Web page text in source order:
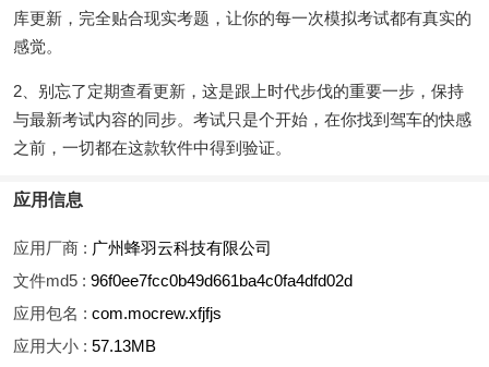
库更新，完全贴合现实考题，让你的每一次模拟考试都有真实的
感觉。
2、别忘了定期查看更新，这是跟上时代步伐的重要一步，保持
与最新考试内容的同步。考试只是个开始，在你找到驾车的快感
之前，一切都在这款软件中得到验证。
应用信息
应用厂商 : 广州蜂羽云科技有限公司
文件md5 : 96f0ee7fcc0b49d661ba4c0fa4dfd02d
应用包名 : com.mocrew.xfjfjs
应用大小 : 57.13MB